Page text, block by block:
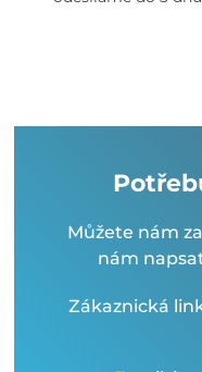
Můžete nám
nám
Zákaznická